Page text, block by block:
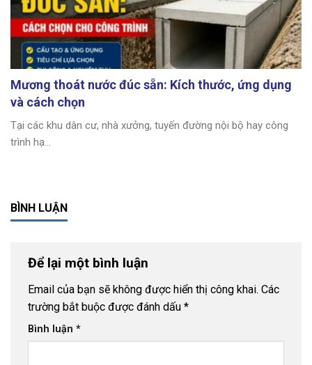
Mương thoát nước đúc sẵn: Kích thước, ứng dụng
và cách chọn
Tại các khu dân cư, nhà xưởng, tuyến đường nội bộ hay công
trình hạ...
BÌNH LUẬN
Để lại một bình luận
Email của bạn sẽ không được hiển thị công khai. Các
trường bắt buộc được đánh dấu *
Bình luận *